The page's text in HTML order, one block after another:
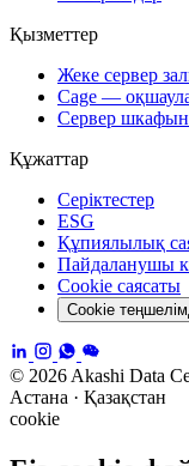
Қызметтер
Жеке сервер
Cage —
Сервер шкафын
Құжаттар
Серіктестер
ESG
Құпиялылық
Пайдаланушы
Cookie саясаты
Cookie
© 2026 Akashi Data
Астана · Қазақстан
cookie